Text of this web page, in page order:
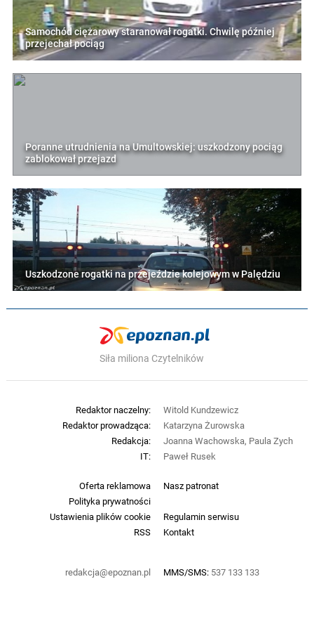
Samochód ciężarowy staranował rogatki. Chwilę później
przejechał pociąg
Poranne utrudnienia na Umultowskiej: uszkodzony pociąg
zablokował przejazd
Uszkodzone rogatki na przejeździe kolejowym w Palędziu
Siła miliona Czytelników
Oferta reklamowa
Nasz patronat
Polityka prywatności
Ustawienia plików cookie
Regulamin serwisu
RSS
Kontakt
redakcja@epoznan.pl MMS/SMS: 537 133 133
Redaktor naczelny:
Witold Kundzewicz
Redaktor prowadząca:
Katarzyna Żurowska
Redakcja:
Joanna Wachowska, Paula Zych
IT:
Paweł Rusek